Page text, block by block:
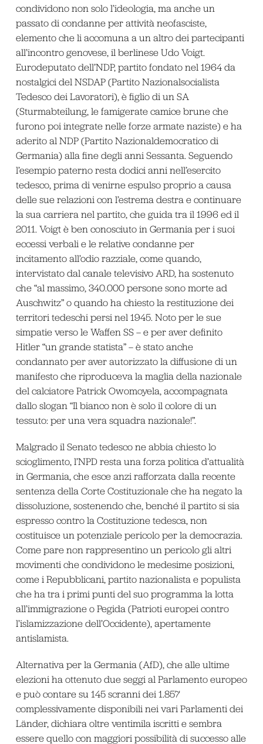
condividono non solo l’ideologia, ma anche un
passato di condanne per attività neofasciste,
elemento che li accomuna a un altro dei partecipanti
all’incontro genovese, il berlinese Udo Voigt.
Eurodeputato dell’NDP, partito fondato nel 1964 da
nostalgici del NSDAP (Partito Nazionalsocialista
Tedesco dei Lavoratori), è figlio di un SA
(Sturmabteilung, le famigerate camice brune che
furono poi integrate nelle forze armate naziste) e ha
aderito al NDP (Partito Nazionaldemocratico di
Germania) alla fine degli anni Sessanta. Seguendo
l’esempio paterno resta dodici anni nell’esercito
tedesco, prima di venirne espulso proprio a causa
delle sue relazioni con l’estrema destra e continuare
la sua carriera nel partito, che guida tra il 1996 ed il
2011. Voigt è ben conosciuto in Germania per i suoi
eccessi verbali e le relative condanne per
incitamento all’odio razziale, come quando,
intervistato dal canale televisivo ARD, ha sostenuto
che “al massimo, 340.000 persone sono morte ad
Auschwitz” o quando ha chiesto la restituzione dei
territori tedeschi persi nel 1945. Noto per le sue
simpatie verso le Waffen SS – e per aver definito
Hitler “un grande statista” – è stato anche
condannato per aver autorizzato la diffusione di un
manifesto che riproduceva la maglia della nazionale
del calciatore Patrick Owomoyela, accompagnata
dallo slogan “Il bianco non è solo il colore di un
tessuto: per una vera squadra nazionale!”.
Malgrado il Senato tedesco ne abbia chiesto lo
scioglimento, l’NPD resta una forza politica d’attualità
in Germania, che esce anzi rafforzata dalla recente
sentenza della Corte Costituzionale che ha negato la
dissoluzione, sostenendo che, benché il partito si sia
espresso contro la Costituzione tedesca, non
costituisce un potenziale pericolo per la democrazia.
Come pare non rappresentino un pericolo gli altri
movimenti che condividono le medesime posizioni,
come i Repubblicani, partito nazionalista e populista
che ha tra i primi punti del suo programma la lotta
all’immigrazione o Pegida (Patrioti europei contro
l’islamizzazione dell’Occidente), apertamente
antislamista.
Alternativa per la Germania (AfD), che alle ultime
elezioni ha ottenuto due seggi al Parlamento europeo
e può contare su 145 scranni dei 1.857
complessivamente disponibili nei vari Parlamenti dei
Länder, dichiara oltre ventimila iscritti e sembra
essere quello con maggiori possibilità di successo alle